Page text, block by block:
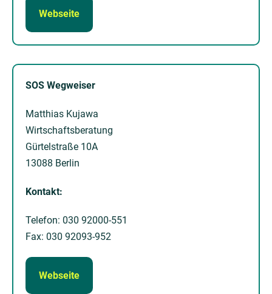
Webseite
SOS Wegweiser
Matthias Kujawa
Wirtschaftsberatung
Gürtelstraße 10A
13088 Berlin
Kontakt:
Telefon: 030 92000-551
Fax: 030 92093-952
Webseite